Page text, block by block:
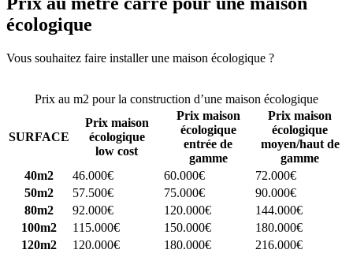
écologique
Vous souhaitez faire installer une maison écologique ?
Prix au m2 pour la construction d’une maison écologique
SURFACE
Prix maison
écologique
low cost
Prix maison
écologique
entrée de
gamme
Prix maison
écologique
moyen/haut de
gamme
40m2
46.000€ 60.000€
72.000€
50m2
57.500€ 75.000€
90.000€
80m2
92.000€ 120.000€
144.000€
100m2
115.000€ 150.000€
180.000€
120m2
120.000€ 180.000€
216.000€